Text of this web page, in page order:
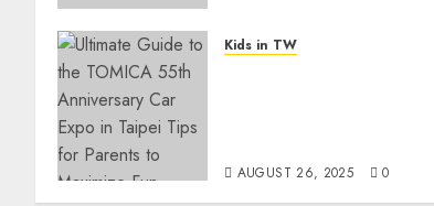
Kids in TW
AUGUST 26, 2025 0